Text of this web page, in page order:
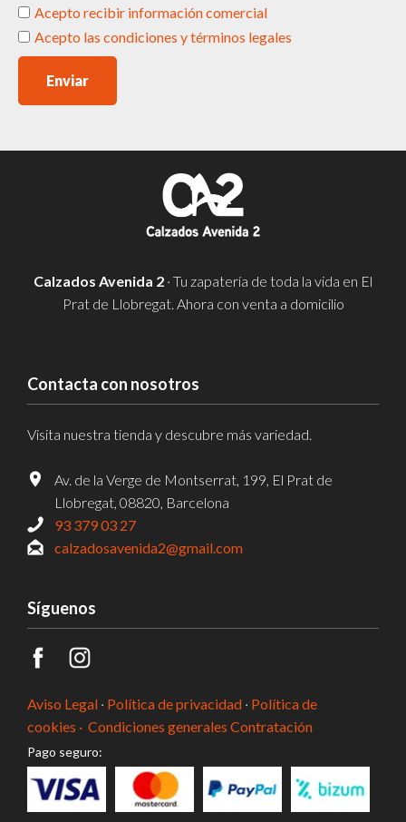
Acepto recibir información comercial
Acepto las condiciones y términos legales
Enviar
Calzados Avenida 2 · Tu zapatería de toda la vida en El
Prat de Llobregat. Ahora con venta a domicilio
Contacta con nosotros
Visita nuestra tienda y descubre más variedad.
Av. de la Verge de Montserrat, 199, El Prat de
Llobregat, 08820, Barcelona
93 379 03 27
calzadosavenida2@gmail.com
Síguenos
Aviso Legal · Política de privacidad · Política de
cookies · Condiciones generales Contratación
Pago seguro: